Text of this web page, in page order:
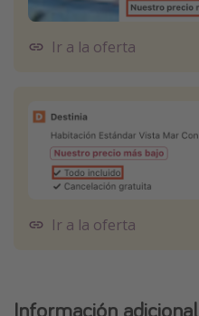
Ir a la oferta
Ir a la oferta
Información adicional